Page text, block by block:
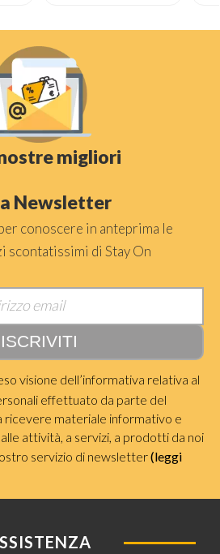
migliori
Newsletter
conoscere in anteprima le
scontatissimi di Stay On
visione dell’informativa relativa al
effettuato da parte del
ricevere materiale informativo e
attività, a servizi, a prodotti da noi
servizio di newsletter(leggi